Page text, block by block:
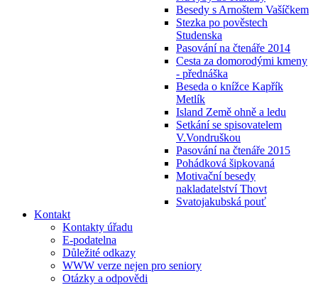
Besedy s Arnoštem Vašíčkem
Stezka po pověstech
Studenska
Pasování na čtenáře 2014
Cesta za domorodými kmeny
- přednáška
Beseda o knížce Kapřík
Metlík
Island Země ohně a ledu
Setkání se spisovatelem
V.Vondruškou
Pasování na čtenáře 2015
Pohádková šipkovaná
Motivační besedy
nakladatelství Thovt
Svatojakubská pouť
Kontakt
Kontakty úřadu
E-podatelna
Důležité odkazy
WWW verze nejen pro seniory
Otázky a odpovědi